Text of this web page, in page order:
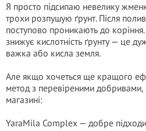
Я просто підсипаю невелику
трохи розпушую ґрунт. Після
поступово проникають до
знижує кислотність ґрунту — це
важка або кисла земля.
Але якщо хочеться ще кращого
метод з перевіреними добривами,
магазині:
YaraMila Complex — добре